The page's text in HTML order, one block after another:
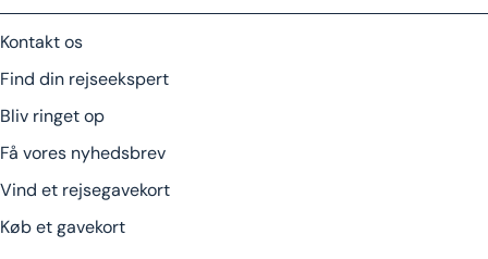
Kontakt os
Find din rejseekspert
Bliv ringet op
Få vores nyhedsbrev
Vind et rejsegavekort
Køb et gavekort